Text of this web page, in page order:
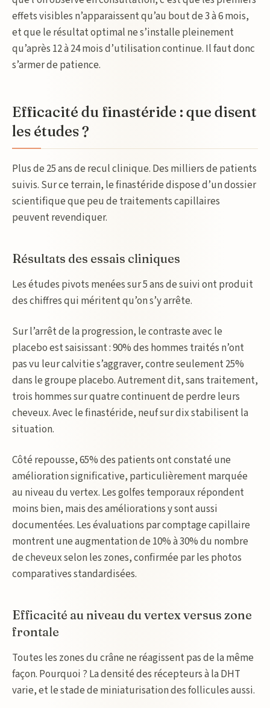
effets visibles n’apparaissent qu’au bout de 3 à 6 mois,
et que le résultat optimal ne s’installe pleinement
qu’après 12 à 24 mois d’utilisation continue. Il faut donc
s’armer de patience.
Efficacité du finastéride : que disent
les études ?
Plus de 25 ans de recul clinique. Des milliers de patients
suivis. Sur ce terrain, le finastéride dispose d’un dossier
scientifique que peu de traitements capillaires
peuvent revendiquer.
Résultats des essais cliniques
Les études pivots menées sur 5 ans de suivi ont produit
des chiffres qui méritent qu’on s’y arrête.
Sur l’arrêt de la progression, le contraste avec le
placebo est saisissant : 90% des hommes traités n’ont
pas vu leur calvitie s’aggraver, contre seulement 25%
dans le groupe placebo. Autrement dit, sans traitement,
trois hommes sur quatre continuent de perdre leurs
cheveux. Avec le finastéride, neuf sur dix stabilisent la
situation.
Côté repousse, 65% des patients ont constaté une
amélioration significative, particulièrement marquée
au niveau du vertex. Les golfes temporaux répondent
moins bien, mais des améliorations y sont aussi
documentées. Les évaluations par comptage capillaire
montrent une augmentation de 10% à 30% du nombre
de cheveux selon les zones, confirmée par les photos
comparatives standardisées.
Efficacité au niveau du vertex versus zone
frontale
Toutes les zones du crâne ne réagissent pas de la même
façon. Pourquoi ? La densité des récepteurs à la DHT
varie, et le stade de miniaturisation des follicules aussi.